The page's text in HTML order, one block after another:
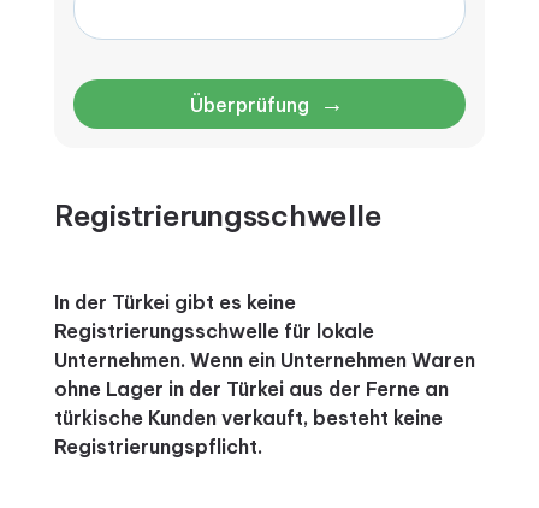
Überprüfung →
Registrierungsschwelle
In der Türkei gibt es keine
Registrierungsschwelle für lokale
Unternehmen. Wenn ein Unternehmen Waren
ohne Lager in der Türkei aus der Ferne an
türkische Kunden verkauft, besteht keine
Registrierungspflicht.